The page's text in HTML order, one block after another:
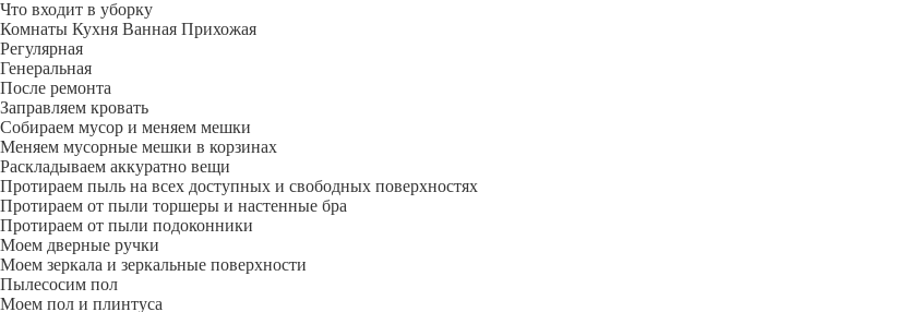
Что входит в уборку
Регу­лярная
Гене­ральная
После ремонта
Заправляем кровать
Собираем мусор и меняем мешки
Меняем мусорные мешки в корзинах
Раскладываем аккуратно вещи
Протираем пыль на всех доступных и свободных поверхностях
Протираем от пыли торшеры и настенные бра
Протираем от пыли подоконники
Моем дверные ручки
Моем зеркала и зеркальные поверхности
Пылесосим пол
Моем пол и плинтуса